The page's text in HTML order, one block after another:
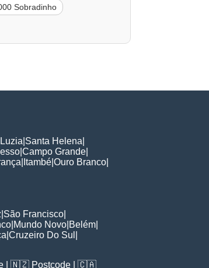
Sobradinho
Santa Helena
Campo Grande
Itambé Ouro Branco
São Francisco
Mundo Novo Belém
Cruzeiro Do Sul
| 🇳🇿 Postcode | 🇨🇦